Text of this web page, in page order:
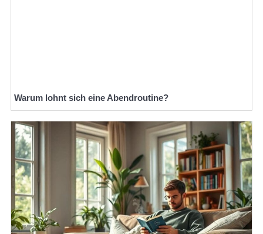
Warum lohnt sich eine Abendroutine?